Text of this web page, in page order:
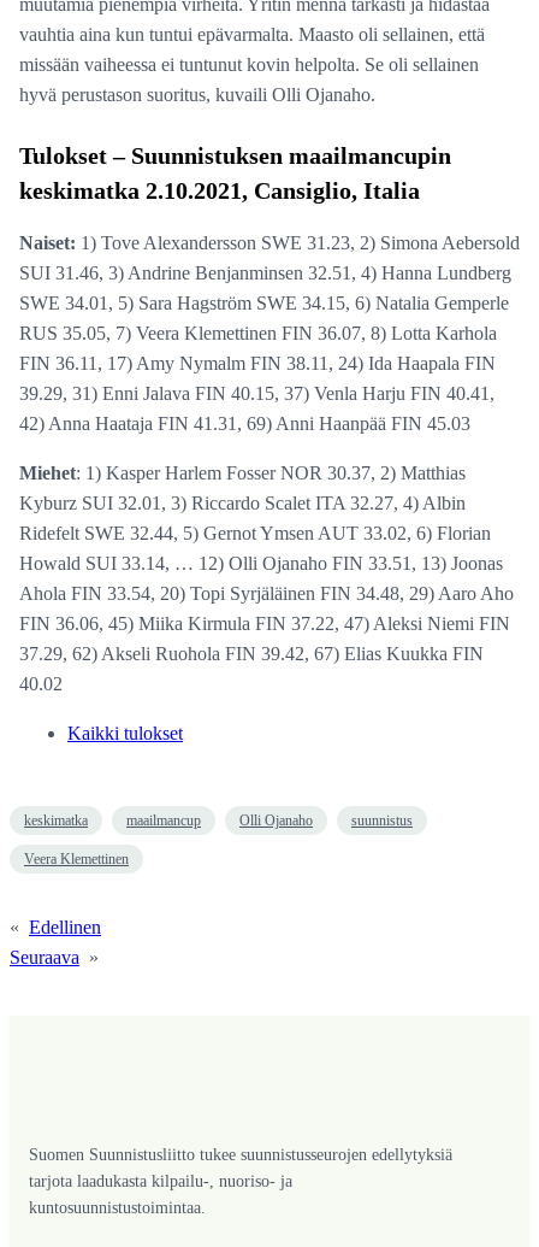
muutamia pienempiä virheitä. Yritin mennä tarkasti ja hidastaa
vauhtia aina kun tuntui epävarmalta. Maasto oli sellainen, että
missään vaiheessa ei tuntunut kovin helpolta. Se oli sellainen
hyvä perustason suoritus, kuvaili Olli Ojanaho.
Tulokset – Suunnistuksen maailmancupin
keskimatka 2.10.2021, Cansiglio, Italia
Naiset: 1) Tove Alexandersson SWE 31.23, 2) Simona Aebersold
SUI 31.46, 3) Andrine Benjanminsen 32.51, 4) Hanna Lundberg
SWE 34.01, 5) Sara Hagström SWE 34.15, 6) Natalia Gemperle
RUS 35.05, 7) Veera Klemettinen FIN 36.07, 8) Lotta Karhola
FIN 36.11, 17) Amy Nymalm FIN 38.11, 24) Ida Haapala FIN
39.29, 31) Enni Jalava FIN 40.15, 37) Venla Harju FIN 40.41,
42) Anna Haataja FIN 41.31, 69) Anni Haanpää FIN 45.03
Miehet: 1) Kasper Harlem Fosser NOR 30.37, 2) Matthias
Kyburz SUI 32.01, 3) Riccardo Scalet ITA 32.27, 4) Albin
Ridefelt SWE 32.44, 5) Gernot Ymsen AUT 33.02, 6) Florian
Howald SUI 33.14, … 12) Olli Ojanaho FIN 33.51, 13) Joonas
Ahola FIN 33.54, 20) Topi Syrjäläinen FIN 34.48, 29) Aaro Aho
FIN 36.06, 45) Miika Kirmula FIN 37.22, 47) Aleksi Niemi FIN
37.29, 62) Akseli Ruohola FIN 39.42, 67) Elias Kuukka FIN
40.02
Kaikki tulokset
keskimatka maailmancup Olli Ojanaho suunnistus
Veera Klemettinen
« Edellinen
Seuraava »
Suomen Suunnistusliitto tukee suunnistusseurojen edellytyksiä
tarjota laadukasta kilpailu-, nuoriso- ja
kuntosuunnistustoimintaa.